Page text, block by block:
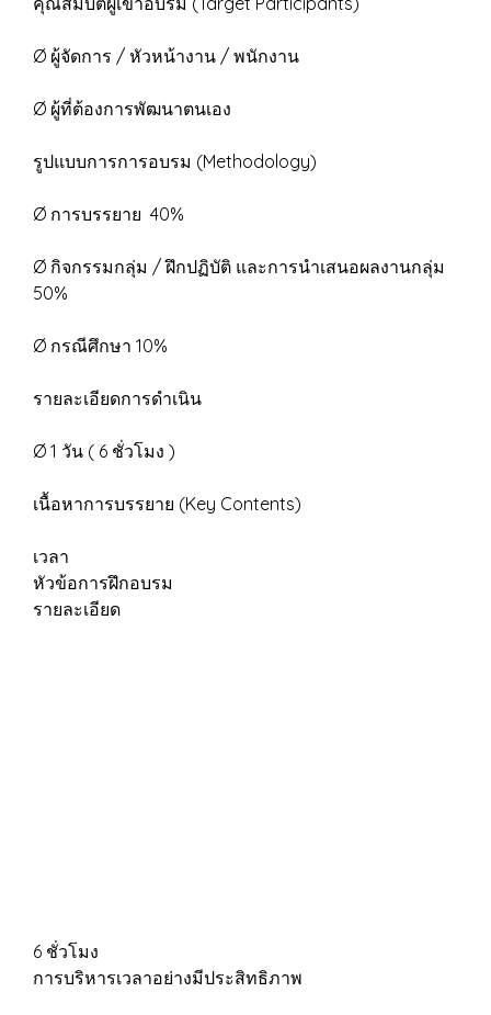
Ø ผู้จัดการ / หัวหน้างาน / พนักงาน
Ø ผู้ที่ต้องการพัฒนาตนเอง
รูปแบบการการอบรม (Methodology)
Ø การบรรยาย 40%
Ø กิจกรรมกลุ่ม / ฝึกปฏิบัติ และการนำเสนอผลงานกลุ่ม
50%
Ø กรณีศึกษา 10%
รายละเอียดการดำเนิน
Ø 1 วัน ( 6 ชั่วโมง )
เนื้อหาการบรรยาย (Key Contents)
เวลา
หัวข้อการฝึกอบรม
รายละเอียด
6 ชั่วโมง
การบริหารเวลาอย่างมีประสิทธิภาพ